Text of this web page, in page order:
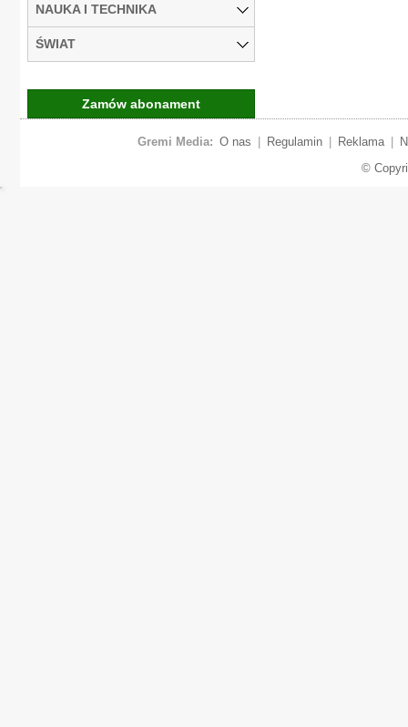
NAUKA I TECHNIKA
ŚWIAT
Zamów abonament
Gremi Media: O nas Regulamin Reklama
©